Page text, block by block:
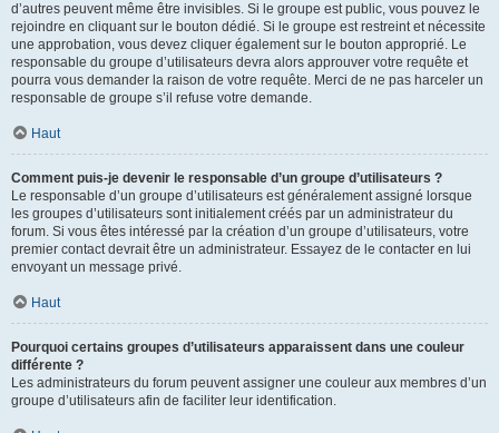
d’autres peuvent même être invisibles. Si le groupe est public, vous pouvez le
rejoindre en cliquant sur le bouton dédié. Si le groupe est restreint et nécessite
une approbation, vous devez cliquer également sur le bouton approprié. Le
responsable du groupe d’utilisateurs devra alors approuver votre requête et
pourra vous demander la raison de votre requête. Merci de ne pas harceler un
responsable de groupe s’il refuse votre demande.
Haut
Comment puis-je devenir le responsable d’un groupe d’utilisateurs ?
Le responsable d’un groupe d’utilisateurs est généralement assigné lorsque
les groupes d’utilisateurs sont initialement créés par un administrateur du
forum. Si vous êtes intéressé par la création d’un groupe d’utilisateurs, votre
premier contact devrait être un administrateur. Essayez de le contacter en lui
envoyant un message privé.
Haut
Pourquoi certains groupes d’utilisateurs apparaissent dans une couleur
différente ?
Les administrateurs du forum peuvent assigner une couleur aux membres d’un
groupe d’utilisateurs afin de faciliter leur identification.